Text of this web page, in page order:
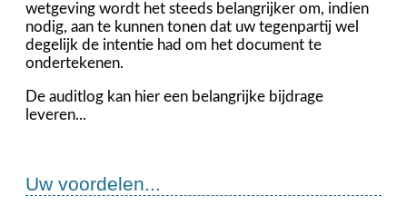
wetgeving wordt het steeds belangrijker om, indien
nodig, aan te kunnen tonen dat uw tegenpartij wel
degelijk de intentie had om het document te
ondertekenen.
De auditlog kan hier een belangrijke bijdrage
leveren...
Uw voordelen...